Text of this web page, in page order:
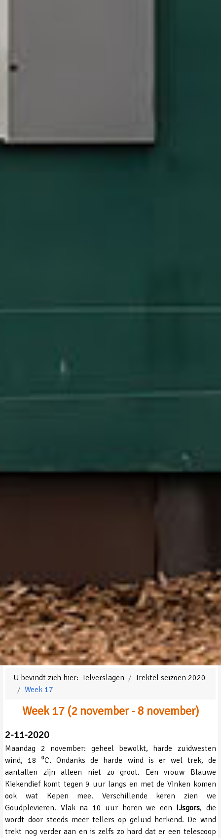
U bevindt zich hier:Telverslagen
Trektel seizoen 2020
Week 17
Week 17 (2 november - 8 november)
2-11-2020
Maandag 2 november: geheel bewolkt, harde zuidwesten
wind, 18 ⁰C. Ondanks de harde wind is er wel trek, de
aantallen zijn alleen niet zo groot. Een vrouw Blauwe
Kiekendief komt tegen 9 uur langs en met de Vinken komen
ook wat Kepen mee. Verschillende keren zien we
Goudplevieren. Vlak na 10 uur horen we een IJsgors, die
wordt door steeds meer tellers op geluid herkend. De wind
trekt nog verder aan en is zelfs zo hard dat er een telescoop